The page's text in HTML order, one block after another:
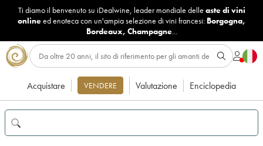
Ti diamo il benvenuto su iDealwine, leader mondiale delle aste di vini
onlineed enoteca con un'ampia selezione di vini francesi: Borgogna,
Bordeaux, Champagne...
Acquistare VENDERE Valutazione Enciclopedia